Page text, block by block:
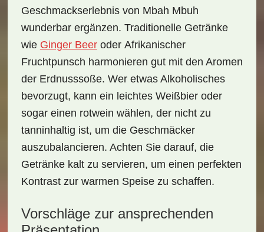
Geschmackserlebnis von Mbah Mbuh
wunderbar ergänzen. Traditionelle Getränke
wie Ginger Beeroder Afrikanischer
Fruchtpunsch harmonieren gut mit den Aromen
der Erdnusssoße. Wer etwas Alkoholisches
bevorzugt, kann ein leichtes Weißbieroder
sogar einen rotwein wählen, der nicht zu
tanninhaltig ist, um die Geschmäcker
auszubalancieren. Achten Sie darauf, die
Getränke kalt zu servieren, um einen perfekten
Kontrast zur warmen Speise zu schaffen.
Vorschläge zur ansprechenden